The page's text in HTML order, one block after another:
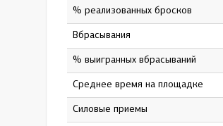
% реализованных бросков
Вбрасывания
% выигранных вбрасываний
Среднее время на площадке
Силовые приемы